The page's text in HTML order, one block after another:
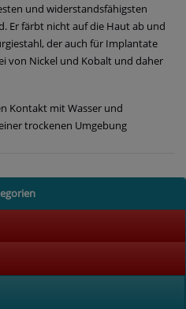
und widerstandsfähigsten
Er färbt nicht auf die Haut ab und
der auch für Implantate
von Nickel und Kobalt und daher
Kontakt mit Wasser und
trockenen Umgebung